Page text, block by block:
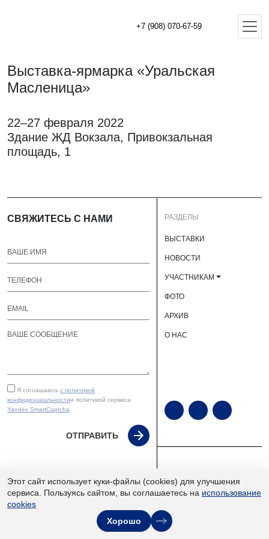
+7 (908) 070-67-59
Выставка-ярмарка «Уральская
Масленица»
22–27 февраля 2022
Здание ЖД Вокзала, ​Привокзальная
площадь, 1
СВЯЖИТЕСЬ С НАМИ
Я соглашаюсь с политикой
конфиденциальностии политикой сервиса
Yandex SmartCaptcha
ОТПРАВИТЬ
РАЗДЕЛЫ
ВЫСТАВКИ
НОВОСТИ
УЧАСТНИКАМ
ФОТО
АРХИВ
О НАС
2013–2026
Этот сайт использует куки-файлы (cookies) для улучшения
сервиса. Пользуясь сайтом, вы соглашаетесь на использование
cookies
Хорошо